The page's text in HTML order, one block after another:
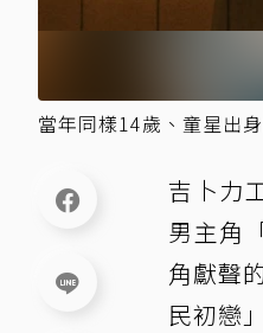
當年同樣14歲、童星出
吉卜力
男主角
角獻聲
民初戀